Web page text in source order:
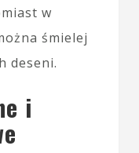
w
śmielej
deseni.
i